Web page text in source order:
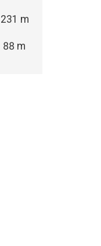
231 m
88 m